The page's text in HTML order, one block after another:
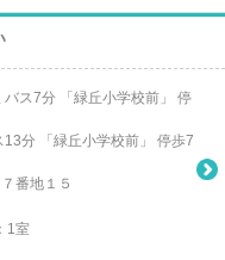
バス7分 「緑丘小学校前」 停
13分 「緑丘小学校前」 停歩7
番地１５
1室